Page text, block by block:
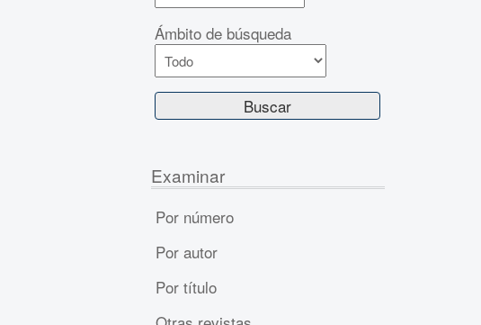
Ámbito de búsqueda
Examinar
Por número
Por autor
Por título